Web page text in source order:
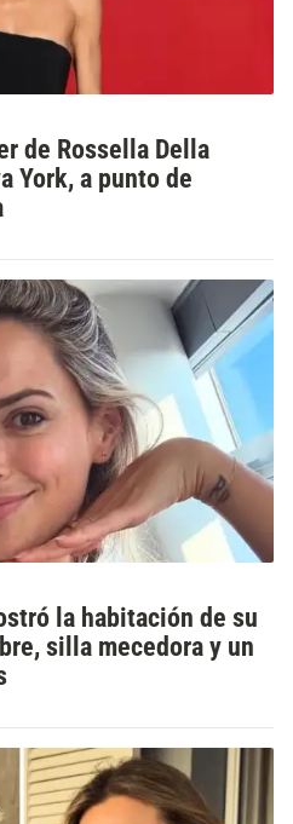
de Rossella Della
York, a punto de
la habitación de su
silla mecedora y un